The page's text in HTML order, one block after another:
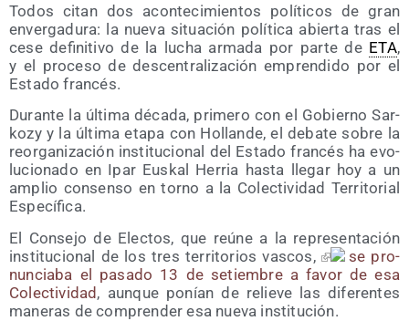
Todos citan dos acon­te­ci­mien­tos polí­ti­cos de gran
enver­ga­du­ra: la nue­va situa­ción polí­ti­ca abier­ta tras el
cese defi­ni­ti­vo de la lucha arma­da por par­te de ETA,
y el pro­ce­so de des­cen­tra­li­za­ción empren­di­do por el
Esta­do francés.
Duran­te la últi­ma déca­da, pri­me­ro con el Gobierno Sar­
kozy y la últi­ma eta­pa con Hollan­de, el deba­te sobre la
reor­ga­ni­za­ción ins­ti­tu­cio­nal del Esta­do fran­cés ha evo­
lu­cio­na­do en Ipar Eus­kal Herria has­ta lle­gar hoy a un
amplio con­sen­so en torno a la Colec­ti­vi­dad Terri­to­rial
Específica.
El Con­se­jo de Elec­tos, que reúne a la repre­sen­ta­ción
ins­ti­tu­cio­nal de los tres terri­to­rios vas­cos,
se pro­
nun­cia­ba el pasa­do 13 de setiem­bre a favor de esa
Colec­ti­vi­dad, aun­que ponían de relie­ve las dife­ren­tes
mane­ras de com­pren­der esa nue­va institución.